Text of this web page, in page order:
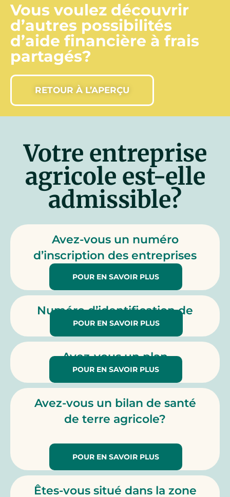
Vous voulez découvrir
d’autres possibilités
d’aide financière à frais
partagés?
RETOUR À L’APERÇU
Votre entreprise
agricole est-elle
admissible?
Avez-vous un numéro
d’inscription des entreprises
agricoles?
POUR EN SAVOIR PLUS
Numéro d’identification de
l’exploitation
POUR EN SAVOIR PLUS
Avez-vous un plan
agroenvironnemental?
POUR EN SAVOIR PLUS
Avez-vous un bilan de santé
de terre agricole?
POUR EN SAVOIR PLUS
Êtes-vous situé dans la zone